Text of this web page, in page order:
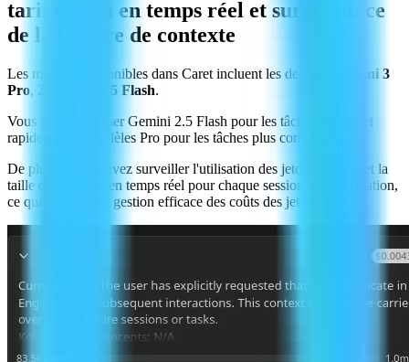
tarification en temps réel et surveillance
de la fenêtre de contexte
Les modèles disponibles dans Caret incluent les derniers
Gemini 3
Pro, 2.5 Flash.
Vous pouvez utiliser Gemini 2.5 Flash pour les tâches légères et
rapides, et les modèles Pro pour les tâches plus complexes.
De plus, vous pouvez surveiller l'utilisation des jetons, le coût et la
taille du contexte en temps réel pour chaque session et conversation,
ce qui permet une gestion efficace des coûts des jetons d'IA.